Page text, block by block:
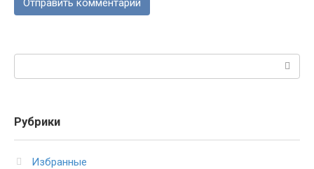
Поиск:
Рубрики
Избранные